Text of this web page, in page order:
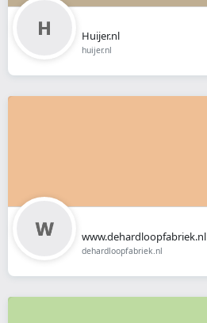
Huijer.nl
huijer.nl
www.dehardloopfabriek.nl
dehardloopfabriek.nl